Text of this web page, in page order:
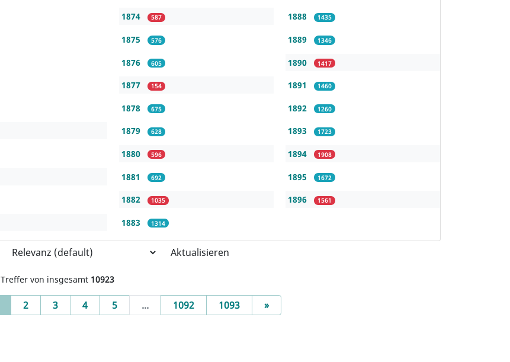
1874 587
1875 576
1876 605
1877 154
1878 675
1879 628
1880 596
1881 692
1882 1035
1883 1314
1888 1435
1889 1346
1890 1417
1891 1460
1892 1260
1893 1723
1894 1908
1895 1672
1896 1561
Aktualisieren
Treffer von insgesamt 10923
(current)
2 3 4 5 ... 1092 1093 »Next